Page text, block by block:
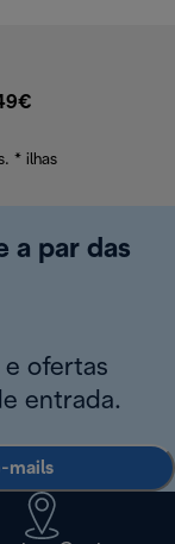
* ilhas
a par das
e ofertas
entrada.
mails